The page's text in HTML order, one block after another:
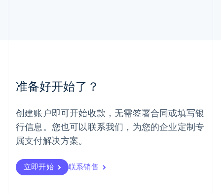
准备好开始了？
创建账户即可开始收款，无需签署合同或填写银
行信息。您也可以联系我们，为您的企业定制专
属支付解决方案。
立即开始 联系销售
English
葡萄牙
日本
日本語 English
瑞典
SvenskaEnglish
Deutsch FrançaisItaliano English
塞浦路斯